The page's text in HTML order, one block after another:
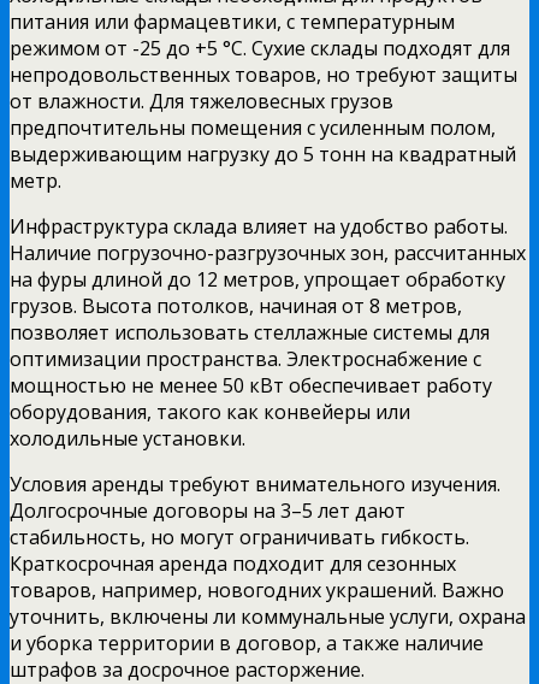
питания или фармацевтики, с температурным
режимом от -25 до +5 °C. Сухие склады подходят для
непродовольственных товаров, но требуют защиты
от влажности. Для тяжеловесных грузов
предпочтительны помещения с усиленным полом,
выдерживающим нагрузку до 5 тонн на квадратный
метр.
Инфраструктура склада влияет на удобство работы.
Наличие погрузочно-разгрузочных зон, рассчитанных
на фуры длиной до 12 метров, упрощает обработку
грузов. Высота потолков, начиная от 8 метров,
позволяет использовать стеллажные системы для
оптимизации пространства. Электроснабжение с
мощностью не менее 50 кВт обеспечивает работу
оборудования, такого как конвейеры или
холодильные установки.
Условия аренды требуют внимательного изучения.
Долгосрочные договоры на 3–5 лет дают
стабильность, но могут ограничивать гибкость.
Краткосрочная аренда подходит для сезонных
товаров, например, новогодних украшений. Важно
уточнить, включены ли коммунальные услуги, охрана
и уборка территории в договор, а также наличие
штрафов за досрочное расторжение.